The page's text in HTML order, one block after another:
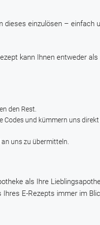
dieses einzulösen – einfach
kann Ihnen entweder als
den Rest.
Codes und kümmern uns
uns zu übermitteln.
als Ihre
E-Rezepts immer im